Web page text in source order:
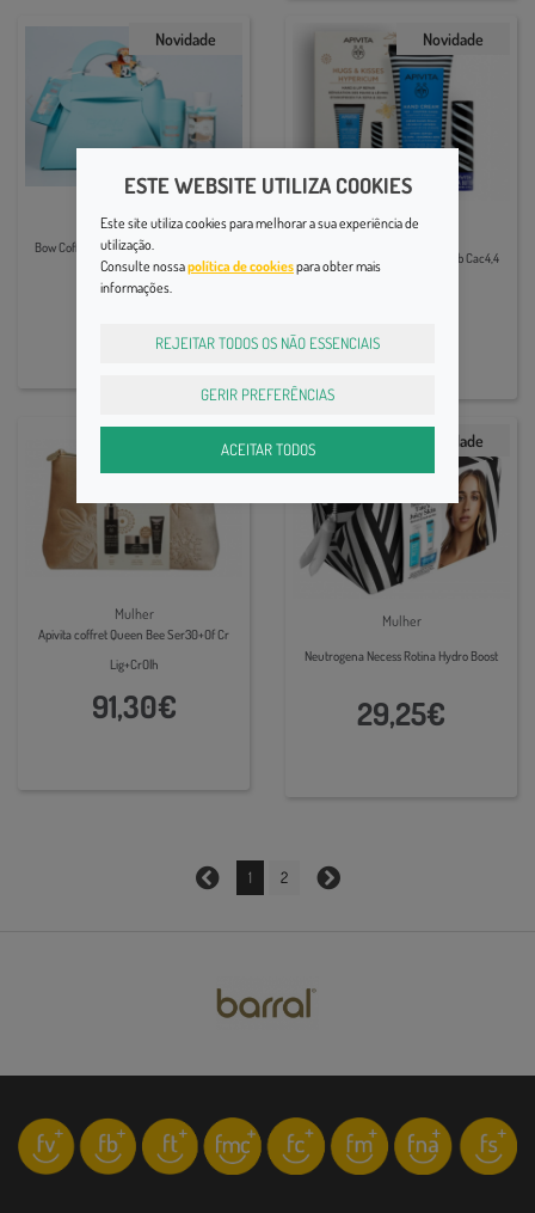
Novidade
Bow Coffret Betty Eau Parf+Deo Natal25
16,90€
Novidade
Família
Apivita Cr Maos Hip 50+Stick Lab Cac4,4
Mulher
Apivita coffret Queen Bee Ser30+Of Cr
Lig+CrOlh
91,30€
Novidade
Mulher
Neutrogena Necess Rotina Hydro Boost
29,25€
1 2
ESTE WEBSITE UTILIZA COOKIES
Este site utiliza cookies para melhorar a sua experiência de
utilização.
Consulte nossapolítica de cookiespara obter mais
informações.
REJEITAR TODOS OS NÃO ESSENCIAIS
GERIR PREFERÊNCIAS
ACEITAR TODOS